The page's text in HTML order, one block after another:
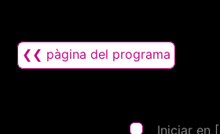
❮❮ pàgina del programa
Iniciar en [